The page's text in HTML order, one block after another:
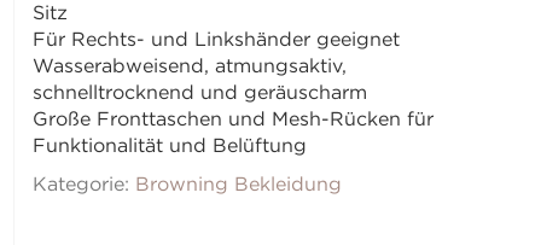
Sitz
Für Rechts- und Linkshänder geeignet
Wasserabweisend, atmungsaktiv,
schnelltrocknend und geräuscharm
Große Fronttaschen und Mesh-Rücken für
Funktionalität und Belüftung
Kategorie: Browning Bekleidung